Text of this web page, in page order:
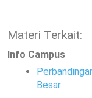
Materi Terkait:
Info Campus
Besar